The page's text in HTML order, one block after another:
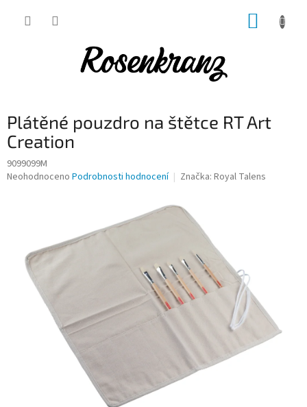
Plátěné pouzdro na štětce RT Art
Creation
9099099M
Průměrné
hvězdiček.
Neohodnoceno Podrobnosti hodnocení Značka: Royal Talens